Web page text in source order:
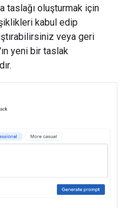
taslağı oluşturmak için
kabul edip
veya geri
yeni bir taslak